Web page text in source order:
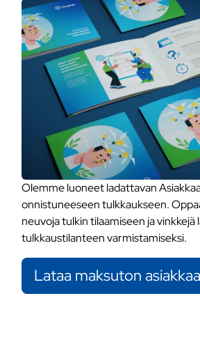
Olemme luoneet ladattavan
onnistuneeseen tulkkaukseen.
neuvoja tulkin tilaamiseen ja vinkkejä
tulkkaustilanteen varmistamiseksi.
Lataa maksuton